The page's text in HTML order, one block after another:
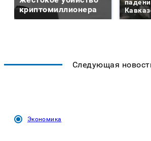
криптомиллионера
Следующая
Экономика